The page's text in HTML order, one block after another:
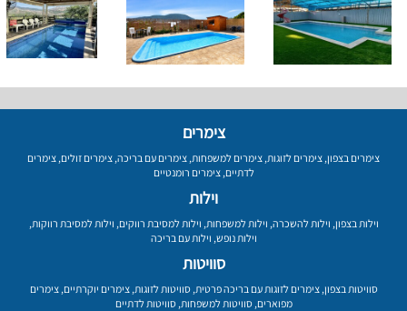
צימרים
צימרים בצפון, צימרים לזוגות, צימרים למשפחות, צימרים עם בריכה, צימרים זולים, צימרים
לדתיים,צימרים רומנטיים
וילות
וילות בצפון, וילות להשכרה, וילות למשפחות, וילות למסיבת רווקים, וילות למסיבת רווקות,
וילות נופש, וילות עם בריכה
סוויטות
סוויטות בצפון,צימרים לזוגות עם בריכה פרטית,סוויטות לזוגות,צימרים יוקרתיים,צימרים
מפוארים,סוויטות למשפחות,סוויטות לדתיים